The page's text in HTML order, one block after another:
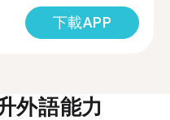
下載APP
外語能力